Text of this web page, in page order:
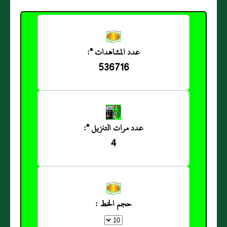
عدد المشاهدات *:
536716
عدد مرات التنزيل *:
4
حجم الخط :